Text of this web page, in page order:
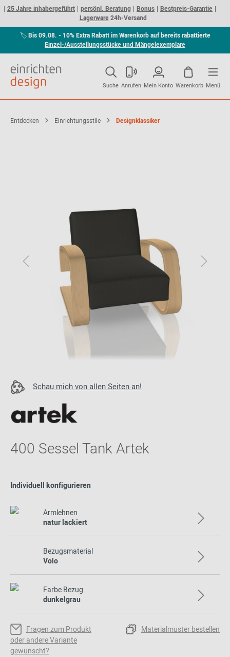
25 Jahre inhabergeführt persönl. Beratung Bonus
Bestpreis-Garantie
Lagerware24h-Versand
🏷Bis 09.08. - 10% Extra Rabatt im Warenkorb auf bereits rabattierte
Einzel-/Ausstellungsstücke und Mängelexemplare
Suche Anrufen Mein Konto Warenkorb Menü
Entdecken Einrichtungsstile Designklassiker
Schau mich von allen Seiten an!
400 Sessel Tank Artek
Individuell konfigurieren
Armlehnen
natur lackiert
Bezugsmaterial
Volo
Farbe Bezug
dunkelgrau
Fragen zum Produkt
oder andere Variante
gewünscht?
Materialmuster bestellen